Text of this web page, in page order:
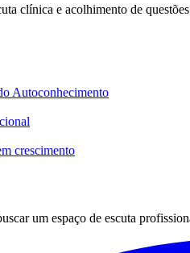
clínica e acolhimento de
Autoconhecimento
crescimento
um espaço de escuta